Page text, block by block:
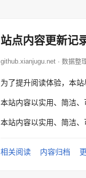
站点内容更新记
github.xianjugu.net · 数据整
为了提升阅读体验，本
本站内容以实用、简洁、
本站内容以实用、简洁、
相关阅读 内容归档